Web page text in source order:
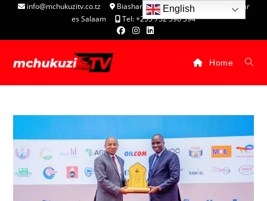
info@mchukuzitv.co.tz
Biashara Complex - P.O. Box 25074, Dar
es Salaam
Tel: +255 752 396 394
Home
English